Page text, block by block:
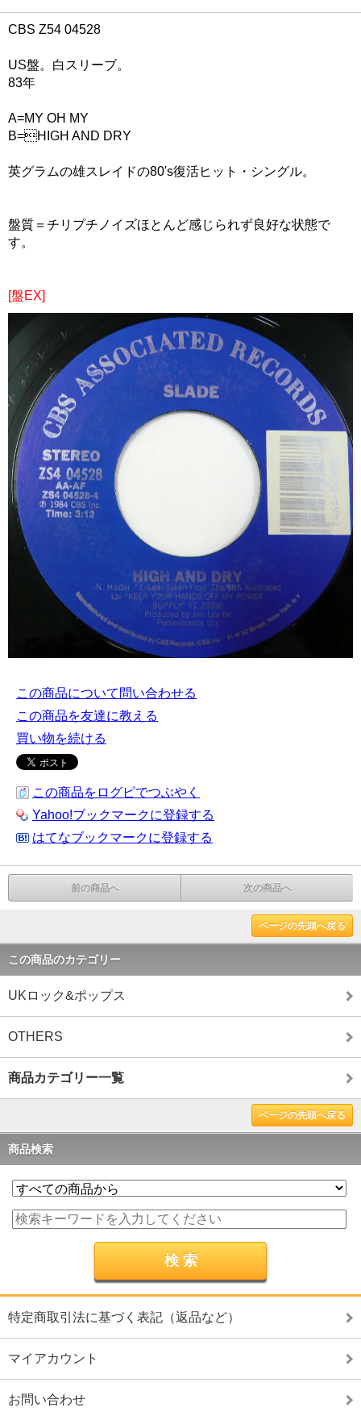
CBS Z54 04528
US盤。白スリーブ。
83年
A=MY OH MY
B=HIGH AND DRY
英グラムの雄スレイドの80's復活ヒット・シングル。
盤質＝チリプチノイズほとんど感じられず良好な状態で
す。
[盤EX]
この商品について問い合わせる
この商品を友達に教える
買い物を続ける
この商品をログピでつぶやく
Yahoo!ブックマークに登録する
はてなブックマークに登録する
前の商品へ 次の商品へ
ページの先頭へ戻る
この商品のカテゴリー
UKロック&ポップス
OTHERS
商品カテゴリー一覧
ページの先頭へ戻る
商品検索
特定商取引法に基づく表記（返品など）
マイアカウント
お問い合わせ